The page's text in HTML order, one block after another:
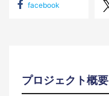
facebook
プロジェクト概要